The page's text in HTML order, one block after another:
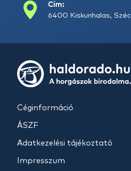
Cím:
6400 Kiskunhalas,
Céginformáció
ÁSZF
Adatkezelési tájékoztató
Impresszum